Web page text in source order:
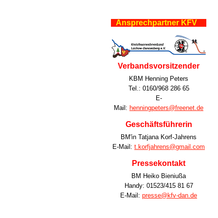
Ansprechpartner KFV
Verbandsvorsitzender
KBM Henning Peters
Tel.: 0160/968 286 65
E-
Mail: henningpeters@freenet.de
Geschäftsführerin
BM'in Tatjana Korf-Jahrens
E-Mail: t.korfjahrens@gmail.com
Pressekontakt
BM Heiko Bieniußa
Handy: 01523/415 81 67
E-Mail: presse@kfv-dan.de